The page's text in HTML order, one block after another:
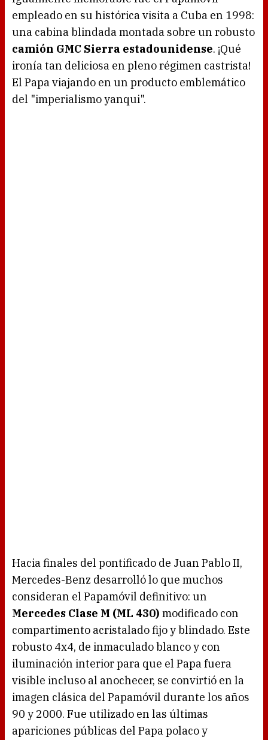
empleado en su histórica visita a Cuba en 1998:
una cabina blindada montada sobre un robusto
camión GMC Sierra estadounidense. ¡Qué
ironía tan deliciosa en pleno régimen castrista!
El Papa viajando en un producto emblemático
del "imperialismo yanqui".
Hacia finales del pontificado de Juan Pablo II,
Mercedes-Benz desarrolló lo que muchos
consideran el Papamóvil definitivo: un
Mercedes Clase M (ML 430) modificado con
compartimento acristalado fijo y blindado. Este
robusto 4x4, de inmaculado blanco y con
iluminación interior para que el Papa fuera
visible incluso al anochecer, se convirtió en la
imagen clásica del Papamóvil durante los años
90 y 2000. Fue utilizado en las últimas
apariciones públicas del Papa polaco y